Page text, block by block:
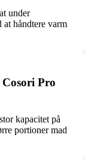
under
håndtere varm
Pro
kapacitet på
portioner mad